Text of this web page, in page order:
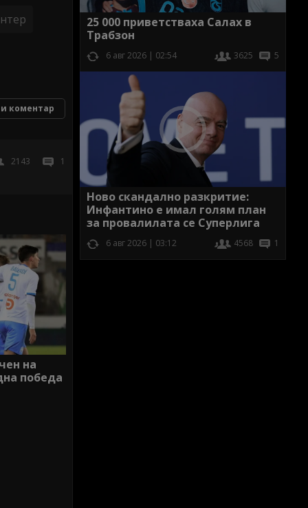
коментар
2143 1
на
победа
25 000 приветстваха Салах в
Трабзон
6 авг 2026 | 02:54 3625 5
Ново скандално разкритие:
Инфантино е имал голям план
за провалилата се Суперлига
6 авг 2026 | 03:12 4568 1